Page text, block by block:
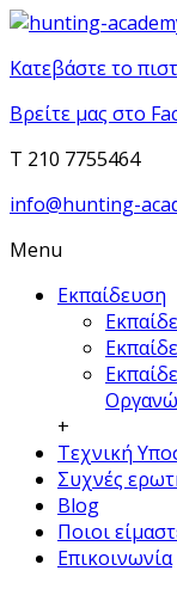
Κατεβάστε το
Βρείτε μας στο
T 210 7755464
info@hunting-
Menu
Εκπαίδευση
+
Τεχνική
Συχνές
Blog
Ποιοι
Επικοινωνία